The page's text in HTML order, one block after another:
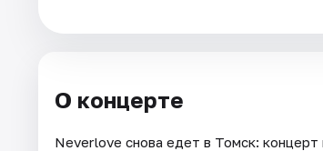
О концерте
Neverlove снова едет в Томск: